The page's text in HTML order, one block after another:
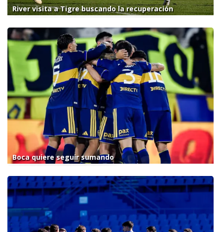
River visita a Tigre buscando la recuperación
Boca quiere seguir sumando